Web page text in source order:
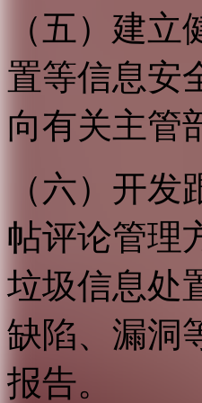
（五）建
置等信息安
向有关主管
（六）开
帖评论管理
垃圾信息处
缺陷、漏洞
报告。